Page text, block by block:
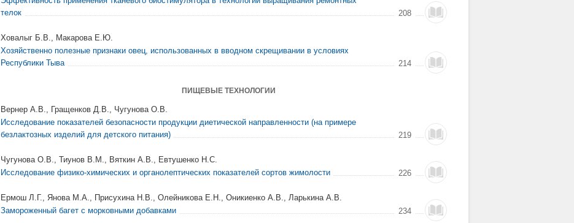
телок
208
Ховалыг Б.В., Макарова Е.Ю.
Хозяйственно полезные признаки овец, использованных в вводном скрещивании в условиях
Республики Тыва
214
ПИЩЕВЫЕ ТЕХНОЛОГИИ
Вернер А.В., Гращенков Д.В., Чугунова О.В.
Исследование показателей безопасности продукции диетической направленности (на примере
безлактозных изделий для детского питания)
219
Чугунова О.В., Тиунов В.М., Вяткин А.В., Евтушенко Н.С.
Исследование физико-химических и органолептических показателей сортов жимолости
226
Ермош Л.Г., Янова М.А., Присухина Н.В., Олейникова Е.Н., Оникиенко А.В., Ларькина А.В.
Замороженный багет с морковными добавками
234